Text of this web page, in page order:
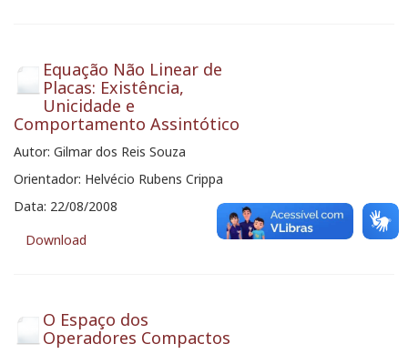
Equação Não Linear de
Placas: Existência,
Unicidade e
Comportamento Assintótico
Autor: Gilmar dos Reis Souza
Orientador: Helvécio Rubens Crippa
Data: 22/08/2008
Download
O Espaço dos
Operadores Compactos